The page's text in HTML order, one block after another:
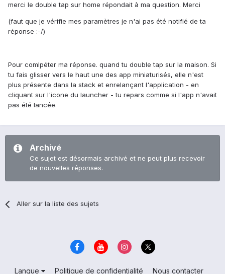
merci le double tap sur home répondait à ma question. Merci
(faut que je vérifie mes paramètres je n'ai pas été notifié de ta
réponse :-/)
Pour comlpéter ma réponse. quand tu double tap sur la maison. Si
tu fais glisser vers le haut une des app miniaturisés, elle n'est
plus présente dans la stack et enrelançant l'application - en
cliquant sur l'icone du launcher - tu repars comme si l'app n'avait
pas été lancée.
Archivé
Ce sujet est désormais archivé et ne peut plus recevoir
de nouvelles réponses.
Aller sur la liste des sujets
Langue Politique de confidentialité Nous contacter